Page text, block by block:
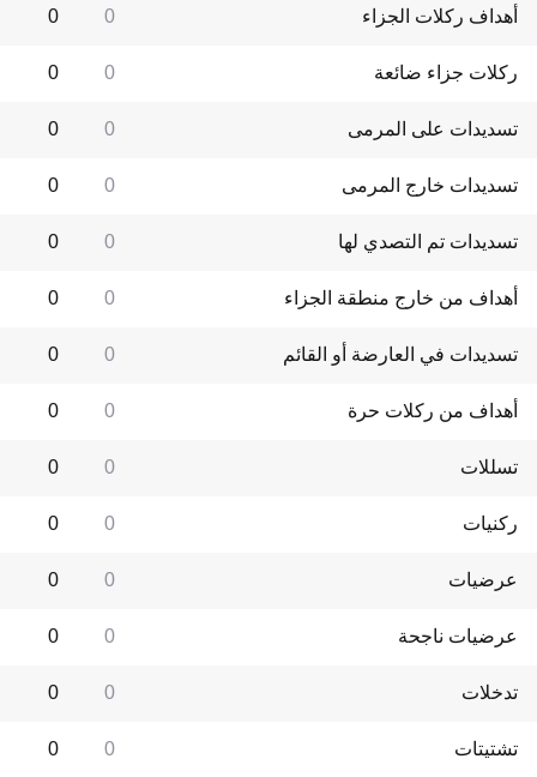
أهداف ركلات الجزاء 0
0
ركلات جزاء ضائعة 0
0
تسديدات على المرمى 0
0
تسديدات خارج المرمى 0
0
تسديدات تم التصدي لها 0
0
أهداف من خارج منطقة الجزاء 0
0
تسديدات في العارضة أو القائم 0
0
أهداف من ركلات حرة 0
0
تسللات 0
0
ركنيات 0
0
عرضيات 0
0
عرضيات ناجحة 0
0
تدخلات 0
0
تشتيتات 0
0